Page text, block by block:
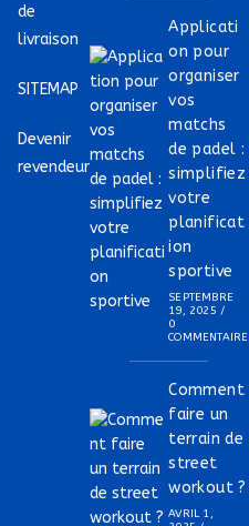
de
livraison
SITEMAP
Devenir
revendeur
Applicati
on pour
organiser
vos
matchs
de padel :
simplifiez
votre
planificat
ion
sportive
SEPTEMBRE
19, 2025 /
0
COMMENTAIRE
Comment
faire un
terrain de
street
workout ?
AVRIL 1,